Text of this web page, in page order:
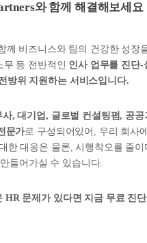
와 함께 해결해보세요
께 비즈니스와 팀의 건강한 성장
무 등 전반적인 인사 업무를 진단-
방위 지원하는 서비스입니다.
사, 대기업, 글로벌 컨설팅펌, 공공
문가로 구성되어있어, 우리 회사
한 대응은 물론, 시행착오를 줄이
들어가실 수 있습니다.
HR 문제가 있다면 지금 무료 진단